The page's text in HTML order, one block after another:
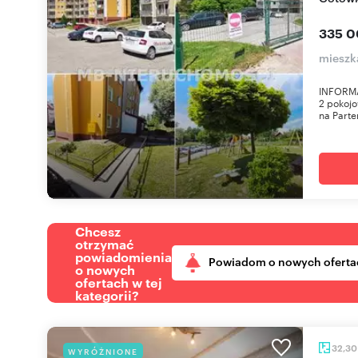
335
2
na
Chcesz
otrzymać
powiadomienia
o nowych
ofertach w tej
kategorii?
Powiadom o nowych
WYRÓŻNIONE 32,30